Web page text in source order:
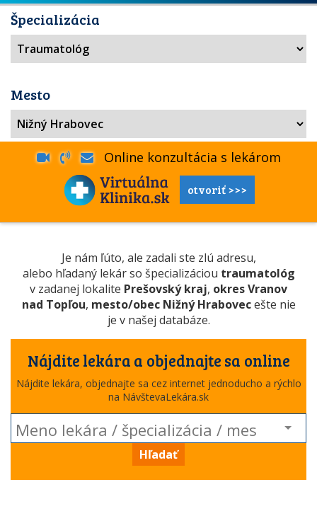
Špecializácia
Mesto
Online konzultácia s lekárom
otvoriť >>>
Je nám ľúto, ale zadali ste zlú adresu,
alebo hľadaný lekár so špecializáciou traumatológ
v zadanej lokalite Prešovský kraj, okres Vranov
nad Topľou, mesto/obec Nižný Hrabovecešte nie
je v našej databáze.
Nájdite lekára a objednajte sa online
Nájdite lekára, objednajte sa cez internet jednoducho a rýchlo
na NávštevaLekára.sk
Hľadať